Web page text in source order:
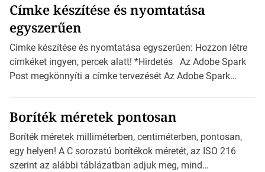
Címke készítése és nyomtatása
egyszerűen
Címke készítése és nyomtatása egyszerűen: Hozzon létre
címkéket ingyen, percek alatt! *Hirdetés Az Adobe Spark
Post megkönnyíti a címke tervezését Az Adobe Spark
igazán foroghatnak a kreatív fogaskerekek, miközben
zajlik a saját címke készítése. Hogyan készítsünk címkét?
Válasszon méretet és alakot: Válassza ki a kívánt címke
méretét. Akár néhány […]
Boríték méretek pontosan
Boríték méretek milliméterben, centiméterben, pontosan,
egy helyen! A C sorozatú borítékok méretét, az ISO 216
szerint az alábbi táblázatban adjuk meg, mind